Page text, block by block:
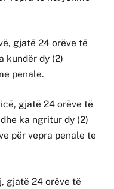
gjatë 24 orëve të
kundër dy (2)
penale.
gjatë 24 orëve të
ka ngritur dy (2)
për vepra penale te
gjatë 24 orëve të